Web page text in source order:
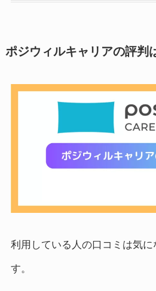
ポジウィルキャリアの評判
利用している人の口コミは気に
す。